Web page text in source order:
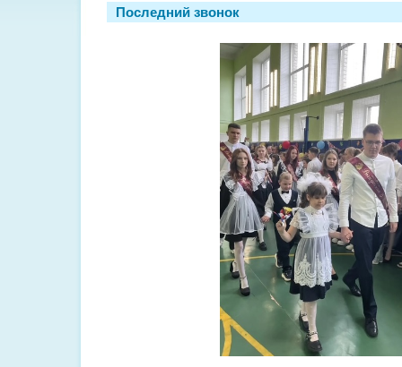
Последний звонок